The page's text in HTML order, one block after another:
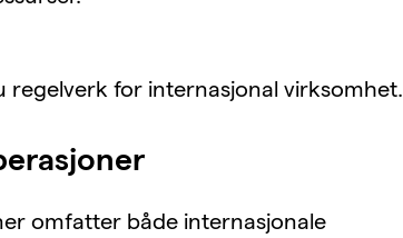
regelverk for internasjonal virksomhet.
omfatter både internasjonale